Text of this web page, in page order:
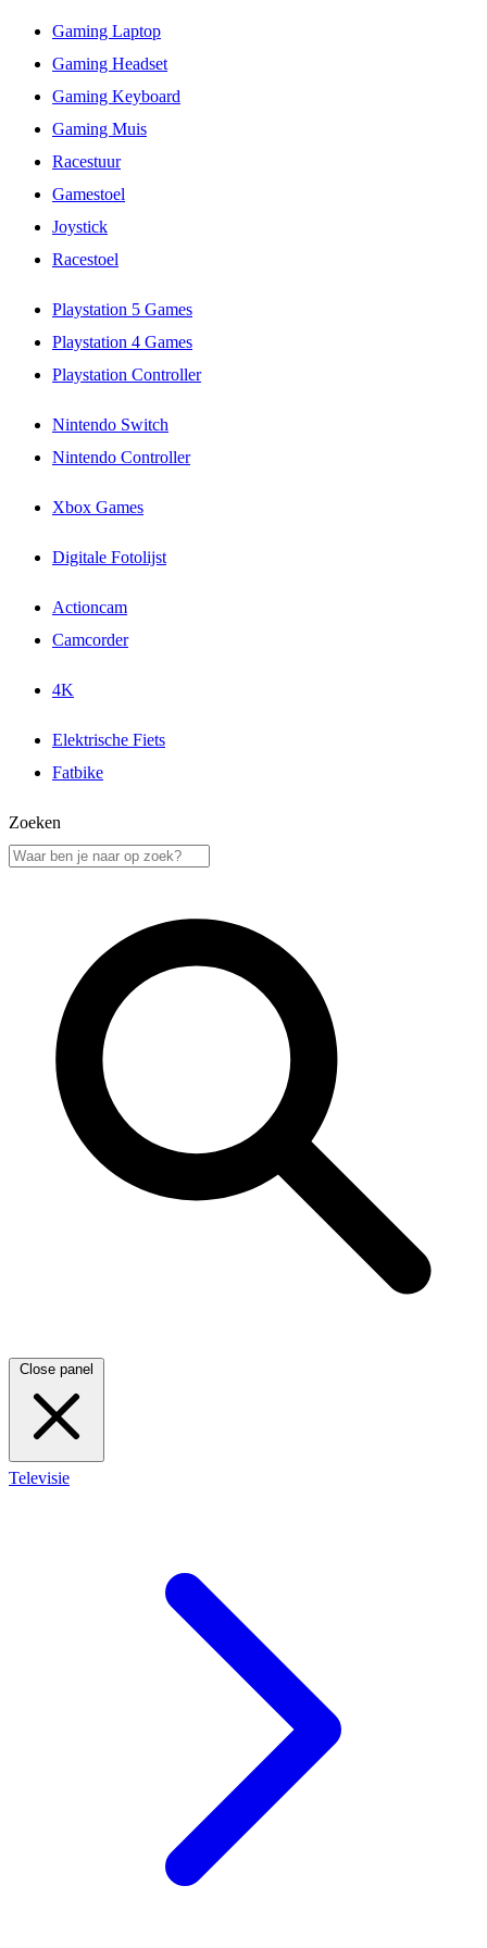
Gaming Laptop
Gaming Headset
Gaming Keyboard
Gaming Muis
Racestuur
Gamestoel
Joystick
Racestoel
Playstation 5 Games
Playstation 4 Games
Playstation Controller
Nintendo Switch
Nintendo Controller
Xbox Games
Digitale Fotolijst
Actioncam
Camcorder
4K
Elektrische Fiets
Fatbike
Zoeken
Close panel
Televisie